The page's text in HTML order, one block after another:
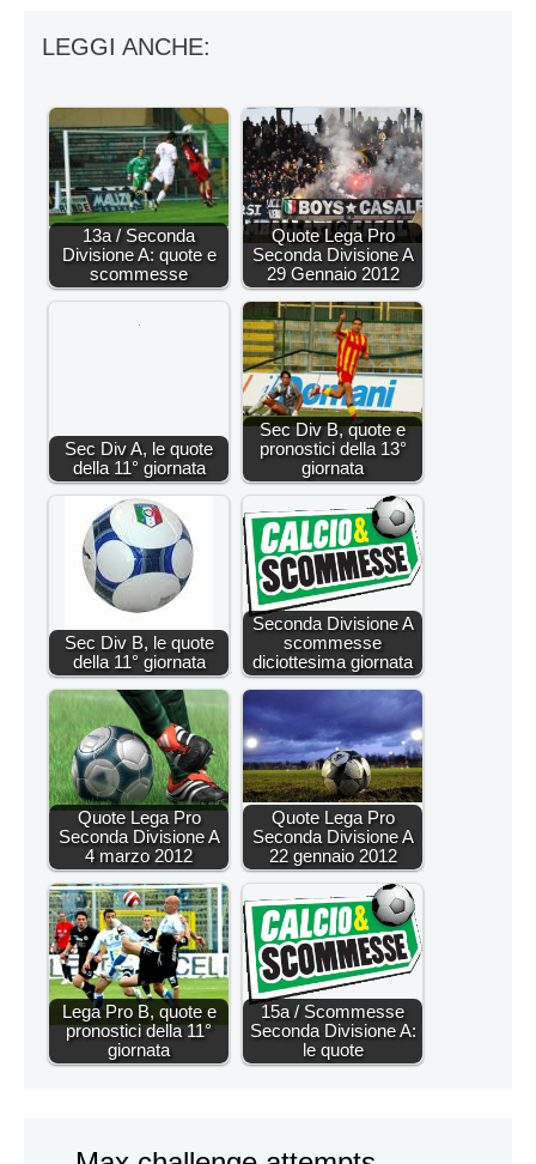
LEGGI ANCHE:
13a / Seconda
Divisione A: quote e
scommesse
Quote Lega Pro
Seconda Divisione A
29 Gennaio 2012
Sec Div A, le quote
della 11° giornata
Sec Div B, quote e
pronostici della 13°
giornata
Sec Div B, le quote
della 11° giornata
Seconda Divisione A
scommesse
diciottesima giornata
Quote Lega Pro
Seconda Divisione A
4 marzo 2012
Quote Lega Pro
Seconda Divisione A
22 gennaio 2012
Lega Pro B, quote e
pronostici della 11°
giornata
15a / Scommesse
Seconda Divisione A:
le quote